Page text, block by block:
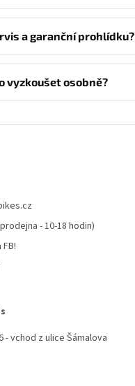
a garanční prohlídku?
vyzkoušet osobně?
- 10-18 hodin)
- vchod z ulice Šámalova